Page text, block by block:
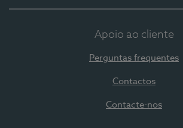
Apoio ao cliente
Perguntas frequentes
Contactos
Contacte-nos